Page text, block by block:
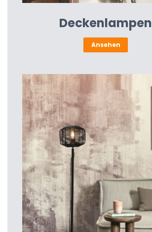
Deckenlampen
Ansehen